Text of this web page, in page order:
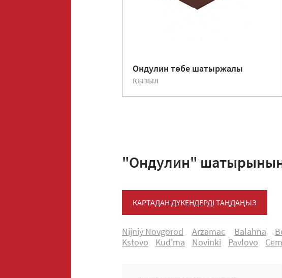
Ондулин төбе шатыржалы
қызыл
"Ондулин" шатырының
КАРТАДАН ДҮКЕНДЕРДІ ТАҢДАҢЫЗ
Nijniy Novgorod Arzamac Balahna
Kstovo
Kud'ma Nоvinki Pavlovo